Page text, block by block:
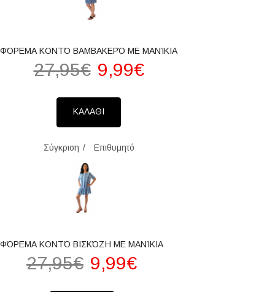
ΦΌΡΕΜΑ ΚΟΝΤΌ ΒΑΜΒΑΚΕΡΌ ΜΕ ΜΑΝΊΚΙΑ
27,95€ 9,99€
ΚΑΛΑΘΙ
Σύγκριση Επιθυμητό
ΦΌΡΕΜΑ ΚΟΝΤΌ ΒΙΣΚΌΖΗ ΜΕ ΜΑΝΊΚΙΑ
27,95€ 9,99€